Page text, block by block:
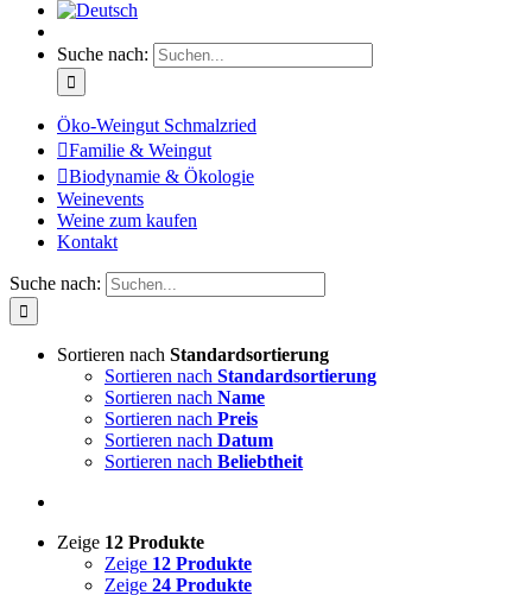
Suche nach:
Öko-Weingut Schmalzried
Familie & Weingut
Biodynamie & Ökologie
Weinevents
Weine zum kaufen
Kontakt
Suche nach:
Sortieren nach Standardsortierung
Sortieren nach Standardsortierung
Sortieren nach Name
Sortieren nach Preis
Sortieren nach Datum
Sortieren nach Beliebtheit
Zeige 12 Produkte
Zeige 12 Produkte
Zeige 24 Produkte